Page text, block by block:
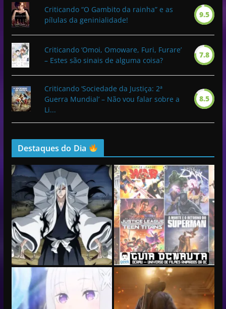
Criticando “O Gambito da rainha” e as
pílulas da geninialidade!
9.5
Criticando ‘Omoi, Omoware, Furi, Furare’
– Estes são sinais de alguma coisa?
7.8
Criticando ‘Sociedade da Justiça: 2ª
Guerra Mundial’ – Não vou falar sobre a
Li...
8.5
Destaques do Dia